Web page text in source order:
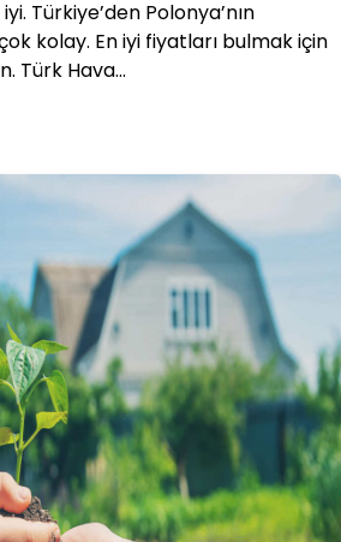
Türkiye’den Polonya’nın
kolay. En iyi fiyatları bulmak için
Türk Hava…